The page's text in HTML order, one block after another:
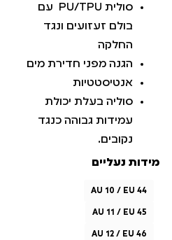
סולית PU/TPU עם
בולם זעזועים ונגד
החלקה
הגנה מפני חדירת מים
אנטיסטטיות
סוליה בעלת יכולת
עמידות גבוהה כנגד
נקובים.
מידות נעליים
AU 10 / EU 44
AU 11 / EU 45
AU 12 / EU 46